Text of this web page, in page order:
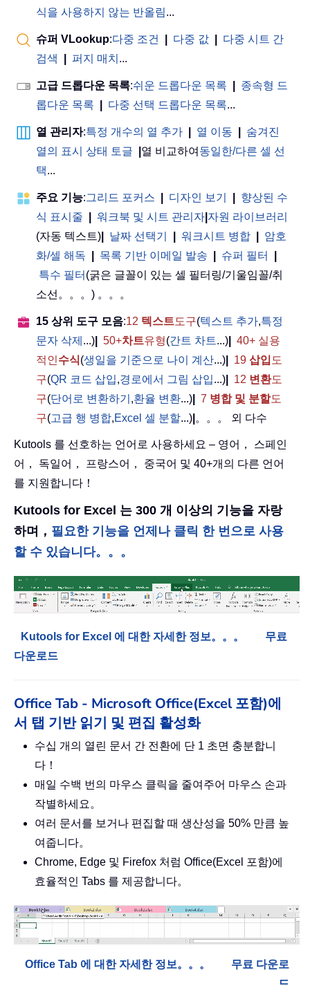
식을 사용하지 않는 반올림...
슈퍼 VLookup:다중 조건 다중 값
다중 시트 간
검색
퍼지 매치 ...
고급 드롭다운 목록:쉬운 드롭다운 목록
종속형 드
롭다운 목록
다중 선택 드롭다운 목록...
열 관리자:특정 개수의 열 추가 열 이동
숨겨진
열의 표시 상태 토글
열 비교하여 동일한/다른 셀 선
택...
주요 기능:그리드 포커스 디자인 보기
향상된 수
식 표시줄
워크북 및 시트 관리자 자원 라이브러리
(자동 텍스트)
날짜 선택기 워크시트 병합
암호
화/셀 해독
목록 기반 이메일 발송 슈퍼 필터
특수 필터 (굵은 글꼴이 있는 셀 필터링/기울임꼴/취
소선。。。) 。。。
15 상위 도구 모음:12 텍스트도구(텍스트 추가,특정
문자 삭제 ...) 50+차트유형(간트 차트...)
40+ 실용
적인수식(생일을 기준으로 나이 계산...) 19 삽입 도
구(QR 코드 삽입,경로에서 그림 삽입...) 12 변환도
구(단어로 변환하기 ,환율 변환...) 7 병합 및 분할도
구(고급 행 병합,Excel 셀 분할...) 。。。 외 다수
Kutools 를 선호하는 언어로 사용하세요 – 영어， 스페인
어， 독일어， 프랑스어， 중국어 및 40+개의 다른 언어
를 지원합니다！
Kutools for Excel 는 300 개 이상의 기능을 자랑
하며， 필요한 기능을 언제나 클릭 한 번으로 사용
할 수 있습니다。。。
Kutools for Excel 에 대한 자세한 정보。。。
무료
다운로드
Office Tab - Microsoft Office(Excel 포함)에
서 탭 기반 읽기 및 편집 활성화
수십 개의 열린 문서 간 전환에 단 1 초면 충분합니
다！
매일 수백 번의 마우스 클릭을 줄여주어 마우스 손과
작별하세요。
여러 문서를 보거나 편집할 때 생산성을 50% 만큼 높
여줍니다。
Chrome, Edge 및 Firefox 처럼 Office(Excel 포함)에
효율적인 Tabs 를 제공합니다。
Office Tab 에 대한 자세한 정보。。。
무료 다운로